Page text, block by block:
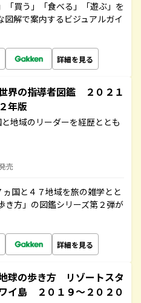
「買う」「食べる」「遊ぶ」を
解で案内するビジュアルガイ
詳細を見る
界の指導者図鑑 ２０２１
年版
地域のリーダーを経歴ととも
売
国と４７地域を旅の雑学とと
き方」の図鑑シリーズ第２弾が
詳細を見る
球の歩き方 リゾートスタ
イ島 ２０１９～２０２０